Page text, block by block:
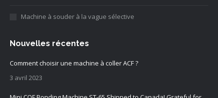
Machine à souder à la vague sélective
Nouvelles récentes
Comment choisir une machine à coller ACF ?
3 avril 2023